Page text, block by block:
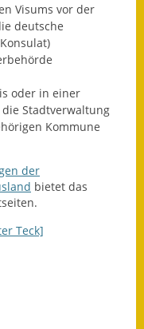
168
Fakten
Visums vor der
deutsche
oder in einer
Stadtverwaltung
Kommune
der
bietet das
Teck]